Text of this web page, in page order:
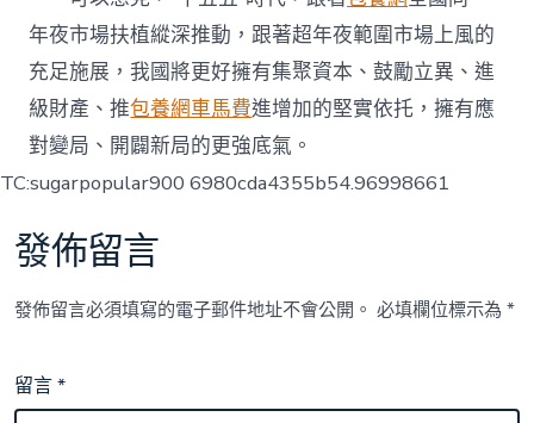
年夜市場扶植縱深推動，跟著超年夜範圍市場上風的
充足施展，我國將更好擁有集聚資本、鼓勵立異、進
級財產、推包養網車馬費進增加的堅實依托，擁有應
對變局、開闢新局的更強底氣。
TC:sugarpopular900 6980cda4355b54.96998661
發佈留言
發佈留言必須填寫的電子郵件地址不會公開。 必填欄位標示為*
留言*